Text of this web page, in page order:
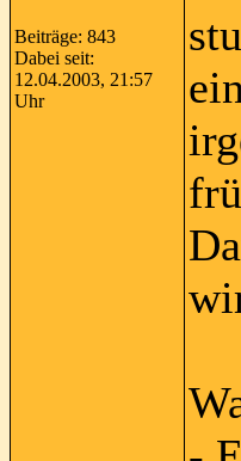
Beiträge: 843
Dabei seit:
12.04.2003, 21:57
Uhr